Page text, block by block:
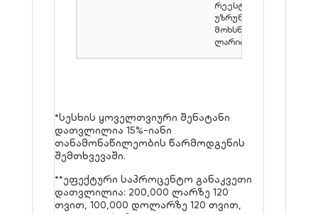
რეესტრის
უზრუნველყოფის
მოხსნის ხარჯი: 151
ლარიდან.
*სესხის ყოველთვიური შენატანი
დათვლილია 15%-იანი
თანამონაწილეობის წარმოდგენის
შემთხვევაში.
**ეფექტური საპროცენტო განაკვეთი
დათვლილია: 200,000 ლარზე 120
თვით, 100,000 დოლარზე 120 თვით,